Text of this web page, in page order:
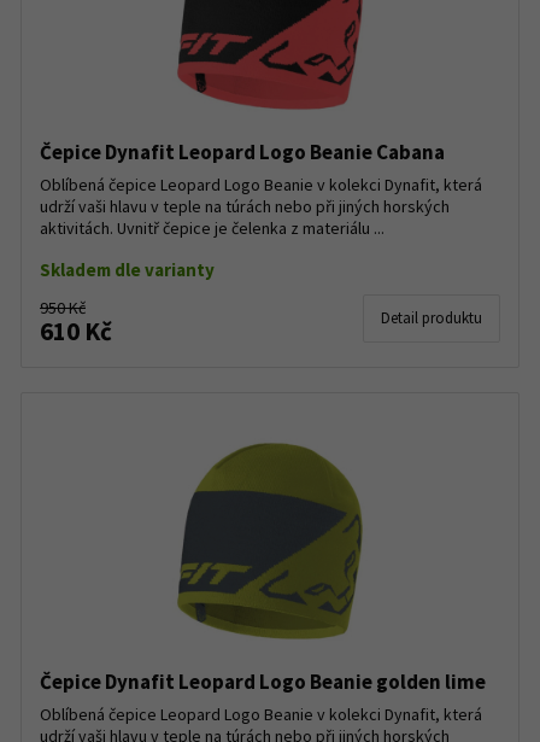
Čepice Dynafit Leopard Logo Beanie Cabana
Oblíbená čepice Leopard Logo Beanie v kolekci Dynafit, která
udrží vaši hlavu v teple na túrách nebo při jiných horských
aktivitách. Uvnitř čepice je čelenka z materiálu ...
Skladem dle varianty
950 Kč
610 Kč Detail produktu
Čepice Dynafit Leopard Logo Beanie golden lime
Oblíbená čepice Leopard Logo Beanie v kolekci Dynafit, která
udrží vaši hlavu v teple na túrách nebo při jiných horských